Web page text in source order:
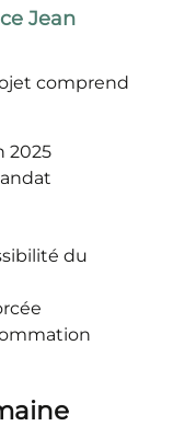
Jean
comprend
2025
du